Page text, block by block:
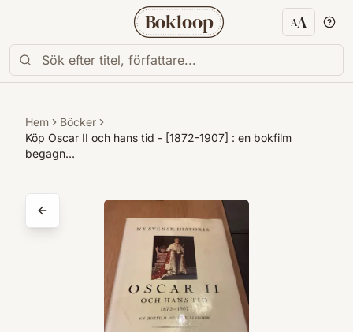
Bokloop AA
Hem
Böcker
Köp Oscar II och hans tid - [1872-1907] : en bokfilm
begagn…